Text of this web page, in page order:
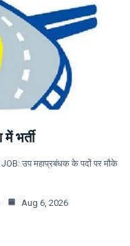
भर्ती
JOB: उप महाप्रबंधक के पदों पर मौके
Aug 6, 2026